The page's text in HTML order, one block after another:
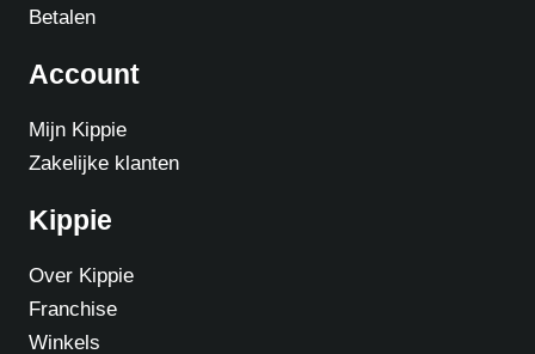
Betalen
Account
Mijn Kippie
Zakelijke klanten
Kippie
Over Kippie
Franchise
Winkels